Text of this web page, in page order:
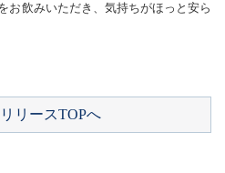
飲みいただき、気持ちがほっと安ら
リースTOPへ